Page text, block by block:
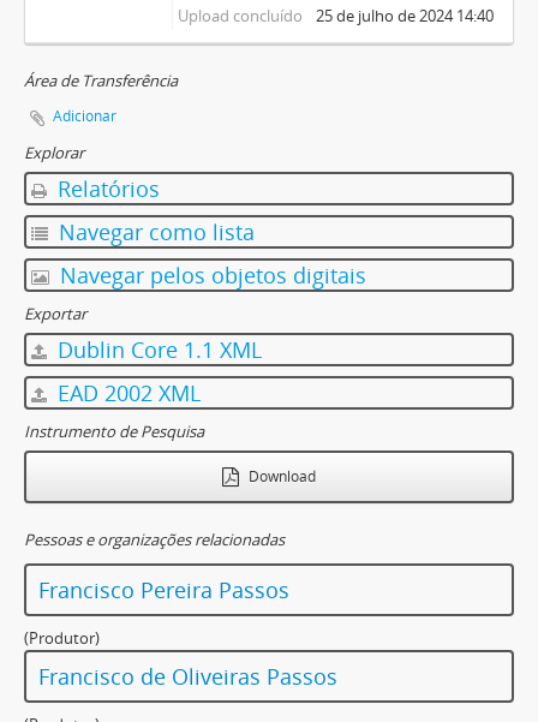
Upload concluído
25 de julho de 2024 14:40
Área de Transferência
Adicionar
Explorar
Relatórios
Navegar como lista
Navegar pelos objetos digitais
Exportar
Dublin Core 1.1 XML
EAD 2002 XML
Instrumento de Pesquisa
Download
Pessoas e organizações relacionadas
Francisco Pereira Passos
(Produtor)
Francisco de Oliveiras Passos